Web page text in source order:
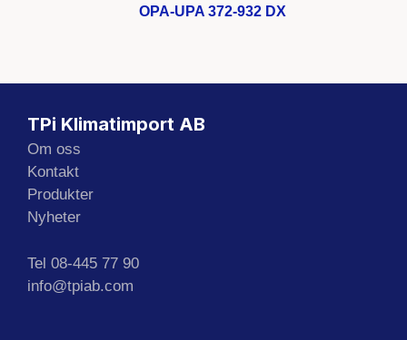
OPA-UPA 372-932 DX
TPi Klimatimport AB
Om oss
Kontakt
Produkter
Nyheter
Tel 08-445 77 90
info@tpiab.com